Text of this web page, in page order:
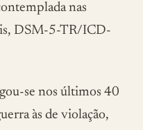
nas
DSM-5-TR/ICD-
se nos últimos 40
às de violação,